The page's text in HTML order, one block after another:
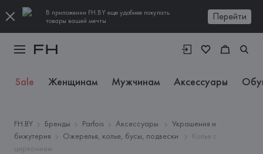
В приложении FH.BY еще удобнее покупать
товары вашей мечты
Перейти
Sale Женщинам Мужчинам Аксессуары
FH.BY Бренды Parfois Аксессуары
Украшения и
бижутерия
Ожерелья, колье, бусы, подвески
Колье с
цирконием